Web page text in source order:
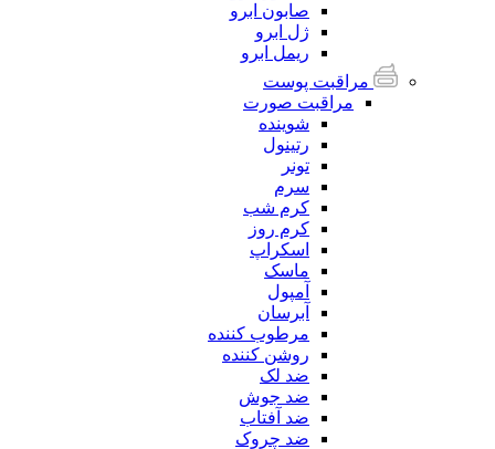
صابون ابرو
ژل ابرو
ریمل ابرو
مراقبت پوست
مراقبت صورت
شوینده
رتینول
تونر
سرم
کرم شب
کرم روز
اسکراپ
ماسک
آمپول
آبرسان
مرطوب کننده
روشن کننده
ضد لک
ضد جوش
ضد آفتاب
ضد چروک